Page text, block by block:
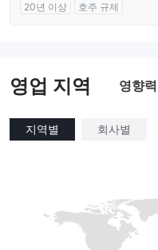
20년 이상
호주 규제
영업 지역 영향력
지역별 회사별